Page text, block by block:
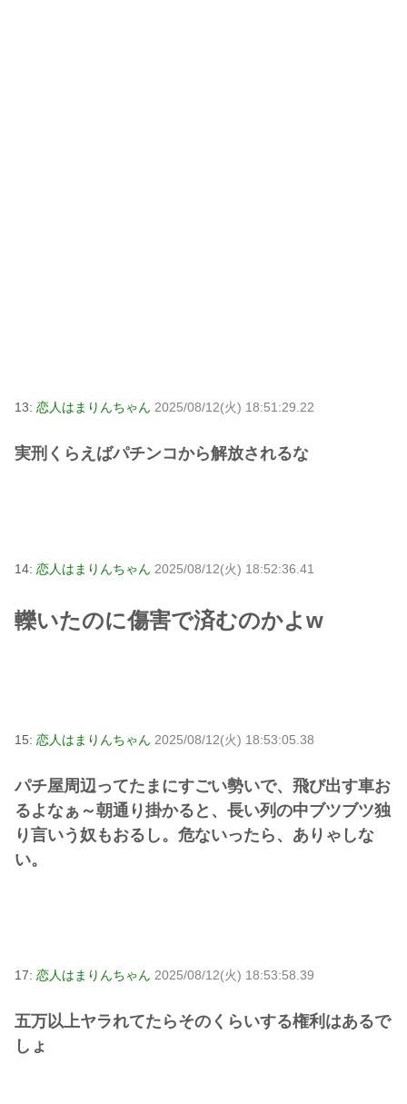
13: 恋人はまりんちゃん 2025/08/12(火) 18:51:29.22
実刑くらえばパチンコから解放されるな
14: 恋人はまりんちゃん 2025/08/12(火) 18:52:36.41
轢いたのに傷害で済むのかよw
15: 恋人はまりんちゃん 2025/08/12(火) 18:53:05.38
パチ屋周辺ってたまにすごい勢いで、飛び出す車お
るよなぁ～朝通り掛かると、長い列の中ブツブツ独
り言いう奴もおるし。危ないったら、ありゃしな
い。
17: 恋人はまりんちゃん 2025/08/12(火) 18:53:58.39
五万以上ヤラれてたらそのくらいする権利はあるで
しょ